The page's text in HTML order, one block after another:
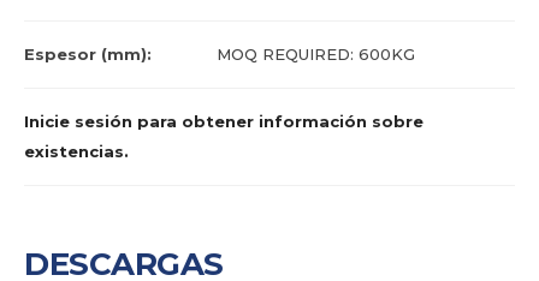
Espesor (mm): MOQ REQUIRED: 600KG
Inicie sesión para obtener información sobre
existencias.
DESCARGAS